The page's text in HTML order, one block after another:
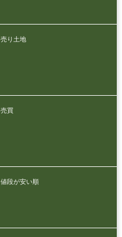
売り土地
売買
値段が安い順